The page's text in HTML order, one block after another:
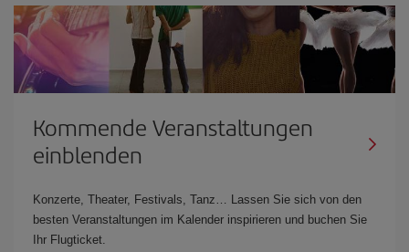
Kommende Veranstaltungen
einblenden
Konzerte, Theater, Festivals, Tanz… Lassen Sie sich von den
besten Veranstaltungen im Kalender inspirieren und buchen Sie
Ihr Flugticket.